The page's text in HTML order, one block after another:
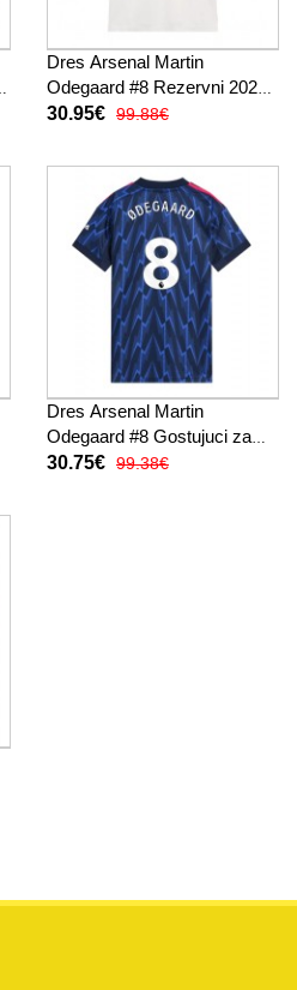
Dres Arsenal Martin
Odegaard #8 Rezervni 2025-
26 Kratak Rukav
30.95€ 99.88€
Dres Arsenal Martin
Odegaard #8 Gostujuci za
Žensko 2025-26 Kratak
30.75€ 99.38€